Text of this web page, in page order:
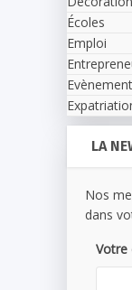
Écoles
Emploi
LA
Nos
dans
Votre